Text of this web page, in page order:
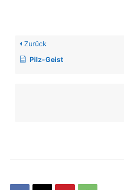
Zurück
Pilz-Geist